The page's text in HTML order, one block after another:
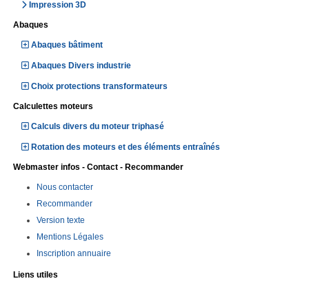
Impression 3D
Abaques
Abaques bâtiment
Abaques Divers industrie
Choix protections transformateurs
Calculettes moteurs
Calculs divers du moteur triphasé
Rotation des moteurs et des éléments entraînés
Webmaster infos - Contact - Recommander
Nous contacter
Recommander
Version texte
Mentions Légales
Inscription annuaire
Liens utiles